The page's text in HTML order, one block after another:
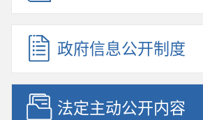
政府信息公开制度
法定主动公开内容